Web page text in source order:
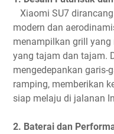
Xiaomi SU7
modern dan
menampilkan grill
yang tajam dan tajam.
mengedepankan garis-
ramping, memberikan
siap melaju di jalanan
2. Baterai dan